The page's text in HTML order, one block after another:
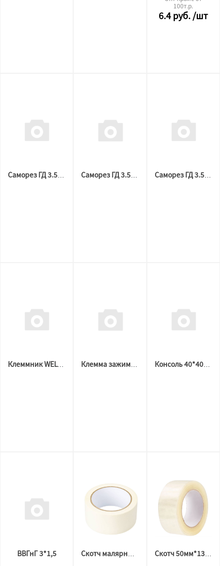
100т.р.
6.4руб./шт
Саморез ГД 3.5х35мм 1000 шт (1,81 кг) РМЗ
Клеммник WELTON РСТ 215 с зажимом, 5 гнезд Клемма зажимная двуполюсная 2+2 гнезда Консоль 40*40*80
ВВГнГ 3*1,5 Скотч малярный 48мм*30м Скотч 50мм*132м*40мкм прозрачный